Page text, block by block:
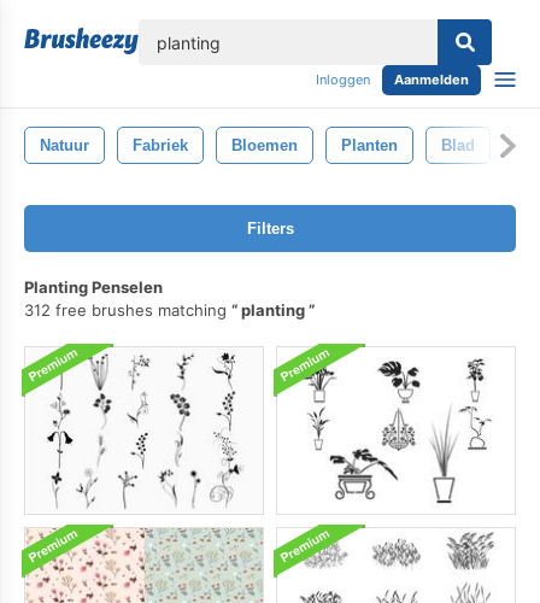
Inloggen Aanmelden
Natuur Fabriek Bloemen Planten Blad
Filters
Planting Penselen
312 free brushes matching
planting